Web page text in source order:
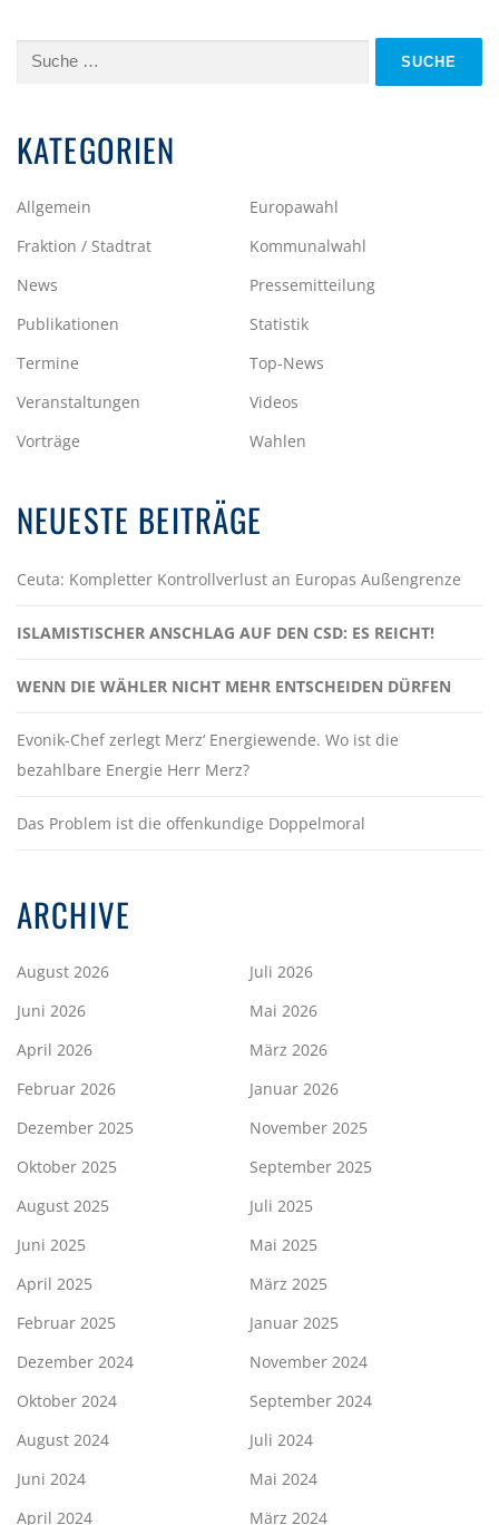
Suche
KATEGORIEN
Allgemein
Europawahl
Fraktion / Stadtrat
Kommunalwahl
News
Pressemitteilung
Publikationen
Statistik
Termine
Top-News
Veranstaltungen
Videos
Vorträge
Wahlen
NEUESTE BEITRÄGE
Ceuta: Kompletter Kontrollverlust an Europas Außengrenze
ISLAMISTISCHER ANSCHLAG AUF DEN CSD: ES REICHT!
WENN DIE WÄHLER NICHT MEHR ENTSCHEIDEN DÜRFEN
Evonik-Chef zerlegt Merz‘ Energiewende. Wo ist die
bezahlbare Energie Herr Merz?
Das Problem ist die offenkundige Doppelmoral
ARCHIVE
August 2026
Juli 2026
Juni 2026
Mai 2026
April 2026
März 2026
Februar 2026
Januar 2026
Dezember 2025
November 2025
Oktober 2025
September 2025
August 2025
Juli 2025
Juni 2025
Mai 2025
April 2025
März 2025
Februar 2025
Januar 2025
Dezember 2024
November 2024
Oktober 2024
September 2024
August 2024
Juli 2024
Juni 2024
Mai 2024
April 2024
März 2024